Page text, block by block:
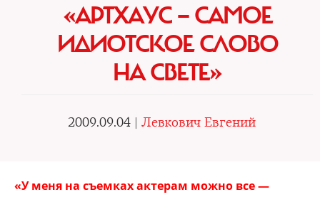
«АРТХАУС — САМОЕ
ИДИОТСКОЕ СЛОВО
НА СВЕТЕ»
2009.09.04 | Левкович Евгений
«Уменя на съемках актерам можно все —